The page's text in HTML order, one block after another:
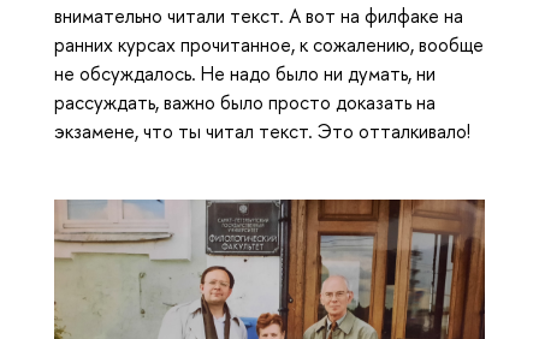
внимательно читали текст. А вот на филфаке на
ранних курсах прочитанное, к сожалению, вообще
не обсуждалось. Не надо было ни думать, ни
рассуждать, важно было просто доказать на
экзамене, что ты читал текст. Это отталкивало!